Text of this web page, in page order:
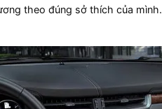
theo đúng sở thích của mình.